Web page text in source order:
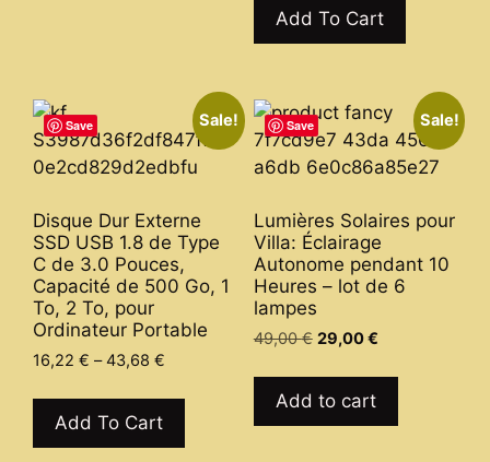
through
23,31 €
Add To Cart
has
variants.
The
options
may
chosen
on
the
Save Sale!
Disque Dur Externe
SSD USB 1.8 de Type
C de 3.0 Pouces,
Capacité de 500 Go, 1
To, 2 To, pour
Ordinateur Portable
16,22 € – 43,68 €
16,22 €
43,68 €
Add To Cart
has
Save Sale!
Lumières Solaires pour
Villa: Éclairage
Autonome pendant 10
Heures – lot de 6
lampes
49,00€ Original
was:
49,00 €.
29,00€Current
is:
Add to cart